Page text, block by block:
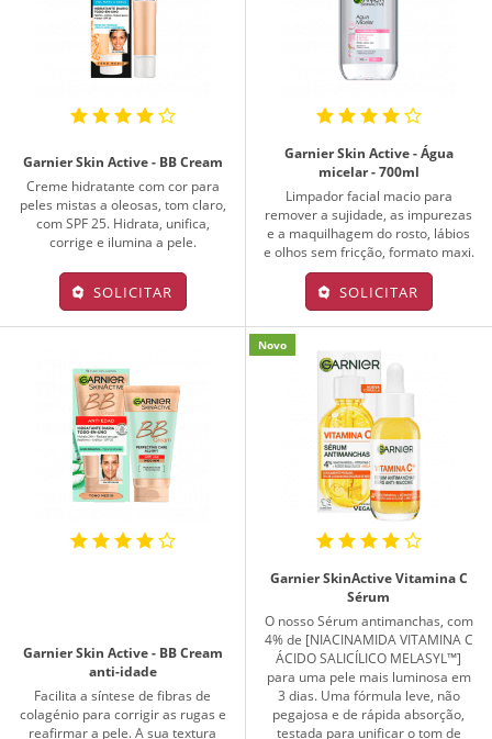
Garnier Skin Active - BB Cream
Creme hidratante com cor para
peles mistas a oleosas, tom claro,
com SPF 25. Hidrata, unifica,
corrige e ilumina a pele.
SOLICITAR
Garnier Skin Active - Água
micelar - 700ml
Limpador facial macio para
remover a sujidade, as impurezas
e a maquilhagem do rosto, lábios
e olhos sem fricção, formato maxi.
SOLICITAR
Garnier Skin Active - BB Cream
anti-idade
Facilita a síntese de fibras de
colagénio para corrigir as rugas e
reafirmar a pele. A sua textura
Novo
Garnier SkinActive Vitamina C
Sérum
O nosso Sérum antimanchas, com
4% de [NIACINAMIDA VITAMINA C
ÁCIDO SALICÍLICO MELASYL™]
para uma pele mais luminosa em
3 dias. Uma fórmula leve, não
pegajosa e de rápida absorção,
testada para unificar o tom de